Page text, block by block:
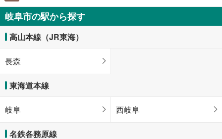
岐阜市の駅から探す
高山本線（JR東海）
長森
東海道本線
岐阜 西岐阜
名鉄各務原線